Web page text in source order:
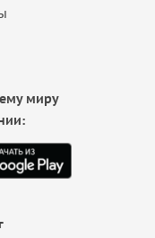
миру